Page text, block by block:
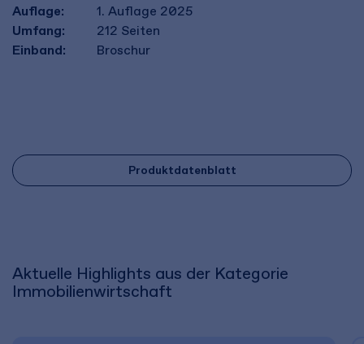
Auflage:
1. Auflage 2025
Umfang:
212 Seiten
Einband:
Broschur
Produktdatenblatt
Aktuelle Highlights aus der Kategorie
Immobilienwirtschaft